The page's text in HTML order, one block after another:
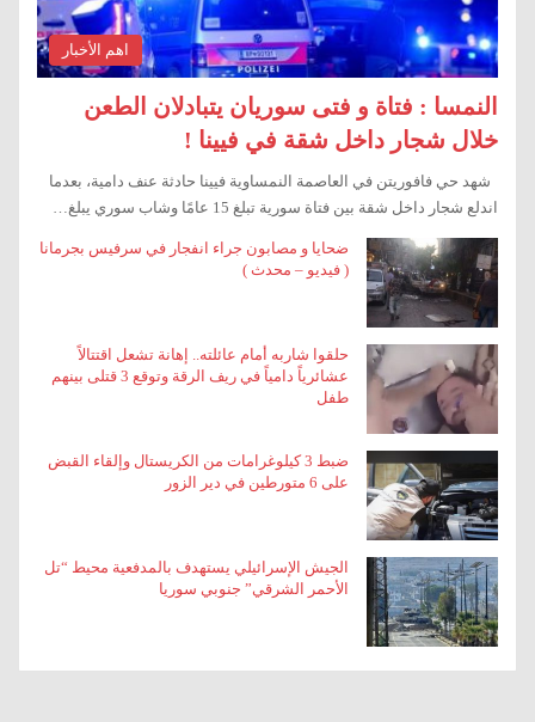
اهم الأخبار
النمسا : فتاة و فتى سوريان يتبادلان الطعن
خلال شجار داخل شقة في فيينا !
شهد حي فافوريتن في العاصمة النمساوية فيينا حادثة عنف دامية، بعدما
اندلع شجار داخل شقة بين فتاة سورية تبلغ 15 عامًا وشاب سوري يبلغ…
ضحايا و مصابون جراء انفجار في سرفيس بجرمانا
( فيديو – محدث )
حلقوا شاربه أمام عائلته.. إهانة تشعل اقتتالاً
عشائرياً دامياً في ريف الرقة وتوقع 3 قتلى بينهم
طفل
ضبط 3 كيلوغرامات من الكريستال وإلقاء القبض
على 6 متورطين في دير الزور
الجيش الإسرائيلي يستهدف بالمدفعية محيط “تل
الأحمر الشرقي” جنوبي سوريا